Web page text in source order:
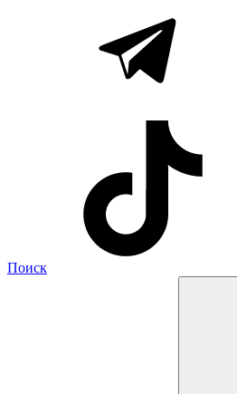
Поиск